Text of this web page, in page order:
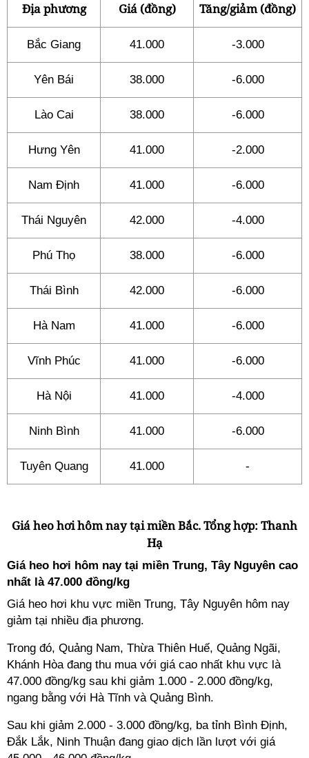
Địa phương Giá (đồng) Tăng/giảm (đồng)
Bắc Giang 41.000 -3.000
Yên Bái 38.000 -6.000
Lào Cai 38.000 -6.000
Hưng Yên 41.000 -2.000
Nam Định 41.000 -6.000
Thái Nguyên 42.000 -4.000
Phú Thọ 38.000 -6.000
Thái Bình 42.000 -6.000
Hà Nam 41.000 -6.000
Vĩnh Phúc 41.000 -6.000
Hà Nội 41.000 -4.000
Ninh Bình 41.000 -6.000
Tuyên Quang 41.000 -
Giá heo hơi hôm nay tại miền Bắc. Tổng hợp: Thanh
Hạ
Giá heo hơi hôm nay tại miền Trung, Tây Nguyên cao
nhất là 47.000 đồng/kg
Giá heo hơi khu vực miền Trung, Tây Nguyên hôm nay
giảm tại nhiều địa phương.
Trong đó, Quảng Nam, Thừa Thiên Huế, Quảng Ngãi,
Khánh Hòa đang thu mua với giá cao nhất khu vực là
47.000 đồng/kg sau khi giảm 1.000 - 2.000 đồng/kg,
ngang bằng với Hà Tĩnh và Quảng Bình.
Sau khi giảm 2.000 - 3.000 đồng/kg, ba tỉnh Bình Định,
Đắk Lắk, Ninh Thuận đang giao dịch lần lượt với giá